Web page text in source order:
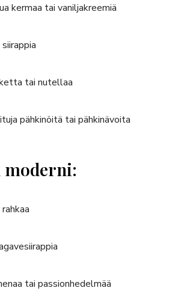
kermaa tai vaniljakreemiä
tai nutellaa
pähkinöitä tai pähkinävoita
moderni:
tai passionhedelmää